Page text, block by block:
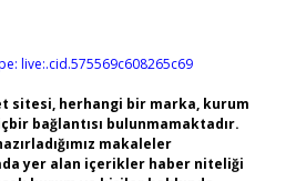
live:.cid.575569c608265c69
sitesi, herhangi bir marka, kurum
bağlantısı bulunmamaktadır.
makaleler
yer alan içerikler haber niteliği